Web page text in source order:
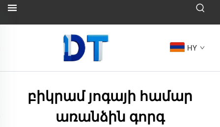
HY
բիկրամ յոգայի համար
առանձին գորգ